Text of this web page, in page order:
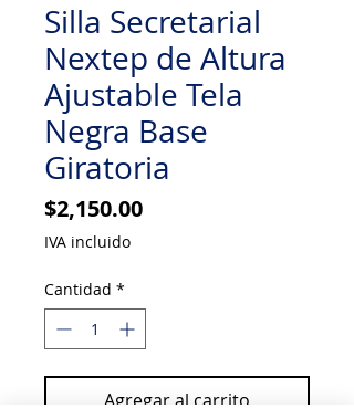
Silla Secretarial
Nextep de Altura
Ajustable Tela
Negra Base
Giratoria
$2,150.00Precio
IVA incluido
Cantidad *
Agregar al carrito